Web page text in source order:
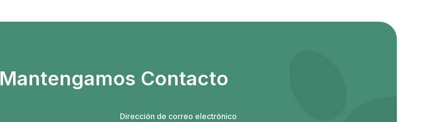
Mantengamos Contacto
Dirección de correo electrónico